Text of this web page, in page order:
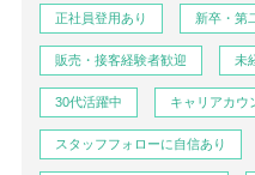
正社員登用あり 新卒・第
販売・接客経験者歓迎 未
30代活躍中 キャリアカウ
スタッフフォローに自信あり